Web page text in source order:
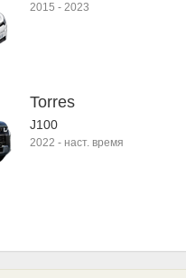
2015 - 2023
Torres
J100
2022 - наст. время